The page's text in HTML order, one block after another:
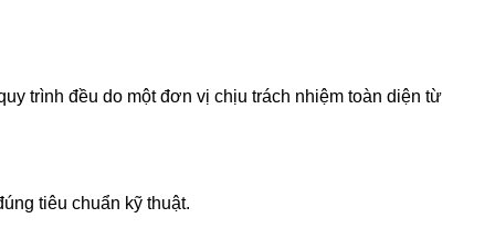
trình đều do một đơn vị chịu trách nhiệm toàn diện từ
tiêu chuẩn kỹ thuật.